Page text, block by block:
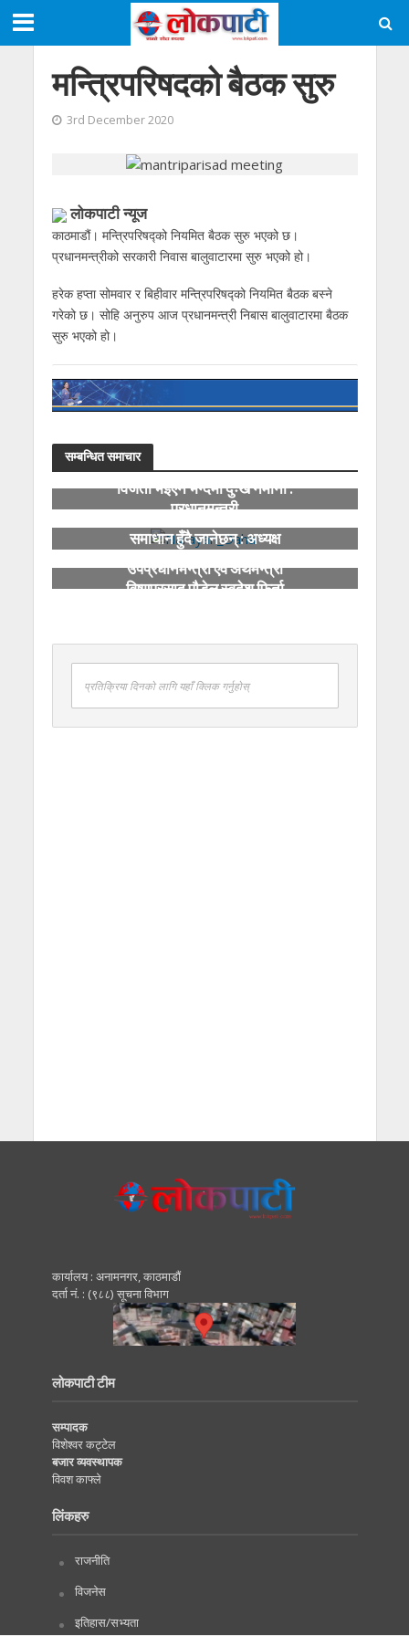
मन्त्रिपरिषदको बैठक सुरु
3rd December 2020
लोकपाटी न्यूज
काठमाडौं। मन्त्रिपरिषद्को नियमित बैठक सुरु भएको छ।
प्रधानमन्त्रीको सरकारी निवास बालुवाटारमा सुरु भएको हो।
हरेक हप्ता सोमवार र बिहीवार मन्त्रिपरिषद्को नियमित बैठक बस्ने
गरेको छ। सोहि अनुरुप आज प्रधानमन्त्री निबास बालुवाटारमा बैठक
सुरु भएको हो।
सम्बन्धित समाचार
विजेता भइएन भन्दैमा दुःख नमानौं :
प्रधानमन्त्री
समाधान हुँदै जानेछन् : अध्यक्ष
उपप्रधानमन्त्री एवं अर्थमन्त्री
विष्णुप्रसाद पौडेल स्वदेश फिर्ता
प्रतिक्रिया दिनको लागि यहाँ क्लिक गर्नुहोस्
कार्यालय : अनामनगर, काठमाडाैं
दर्ता नं. : (९८८) सूचना विभाग
लोकपाटी टीम
सम्पादक
विशेश्वर कट्टेल
बजार व्यवस्थापक
विवश काफ्ले
लिंकहरु
राजनीति
विजनेस
इतिहास/सभ्यता